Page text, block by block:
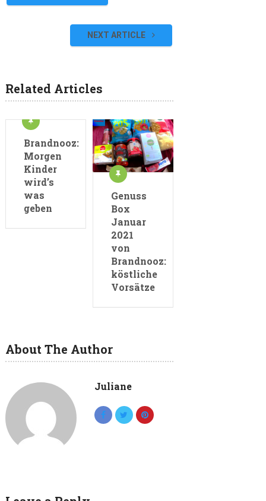
NEXT ARTICLE
Related Articles
Brandnooz:
Morgen
Kinder
wird’s
was
geben
Genuss
Box
Januar
2021
von
Brandnooz:
köstliche
Vorsätze
About The Author
Juliane